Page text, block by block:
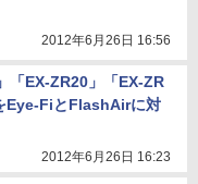
2012年6月26日 16:56
「EX-ZR20」「EX-ZR
Eye-FiとFlashAirに対
2012年6月26日 16:23